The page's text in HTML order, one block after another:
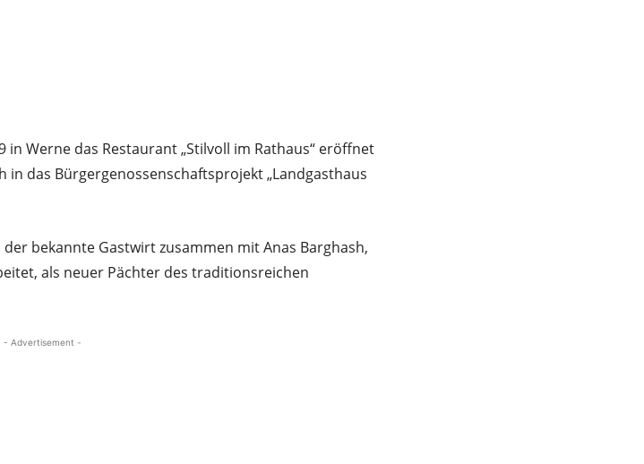
Werne das Restaurant „Stilvoll im Rathaus“ eröffnet
in das Bürgergenossenschaftsprojekt „Landgasthaus
bekannte Gastwirt zusammen mit Anas Barghash,
als neuer Pächter des traditionsreichen
- Advertisement -